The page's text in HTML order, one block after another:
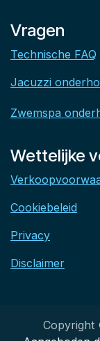
Vragen
Technische FAQ
Jacuzzi
Zwemspa
Wettelijke
Cookiebeleid
Privacy
Disclaimer
Copyright